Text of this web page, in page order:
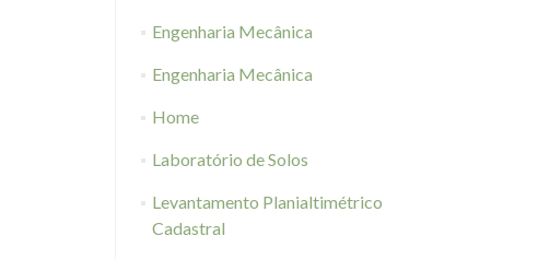
Engenharia Mecânica
Engenharia Mecânica
Home
Laboratório de Solos
Levantamento Planialtimétrico
Cadastral